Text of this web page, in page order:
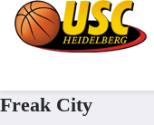
Freak City